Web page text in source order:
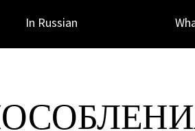
In Russian